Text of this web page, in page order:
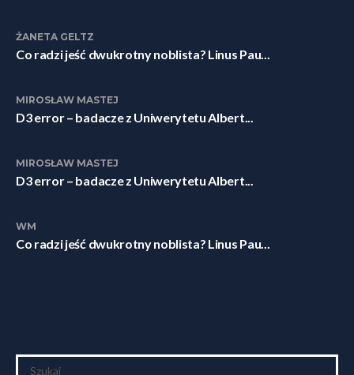
ŻANETA GELTZ
Co radzi jeść dwukrotny noblista? Linus Pau...
MIROSŁAW MASTEJ
D3 error – badacze z Uniwerytetu Albert...
MIROSŁAW MASTEJ
D3 error – badacze z Uniwerytetu Albert...
WM
Co radzi jeść dwukrotny noblista? Linus Pau...